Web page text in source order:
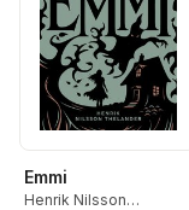
Emmi
Henrik Nilsson